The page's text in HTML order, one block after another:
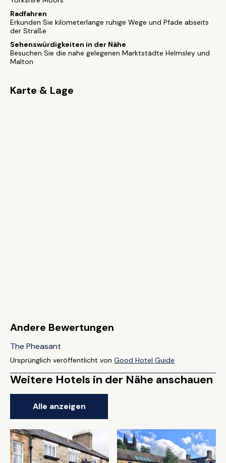
Radfahren
Erkunden Sie kilometerlange ruhige Wege und Pfade abseits
der Straße
Sehenswürdigkeiten in der Nähe
Besuchen Sie die nahe gelegenen Marktstädte Helmsley und
Malton
Karte & Lage
Andere Bewertungen
The Pheasant
Ursprünglich veröffentlicht von Good Hotel Guide
Weitere Hotels in der Nähe anschauen
Alle anzeigen